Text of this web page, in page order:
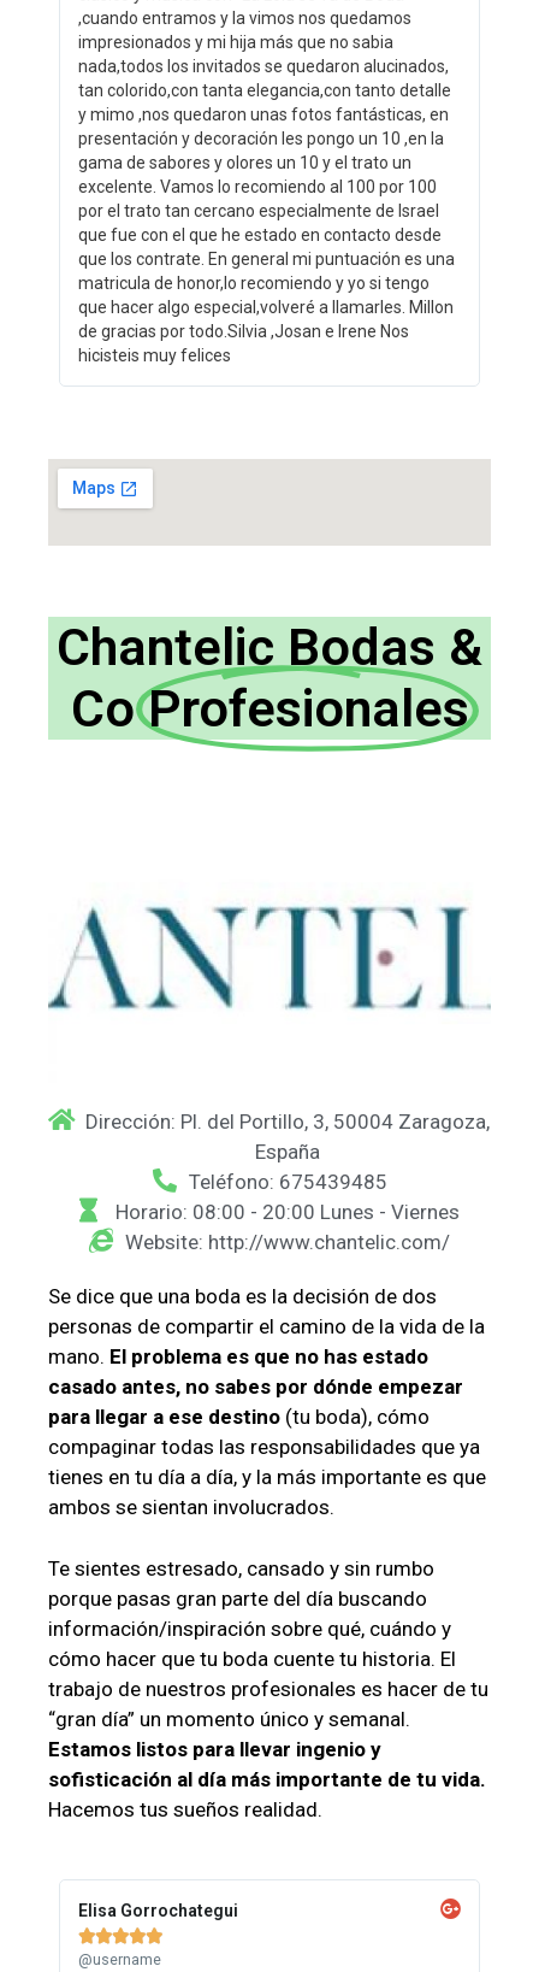
,cuando entramos y la vimos nos quedamos
impresionados y mi hija más que no sabia
nada,todos los invitados se quedaron alucinados,
tan colorido,con tanta elegancia,con tanto detalle
y mimo ,nos quedaron unas fotos fantásticas, en
presentación y decoración les pongo un 10 ,en la
gama de sabores y olores un 10 y el trato un
excelente. Vamos lo recomiendo al 100 por 100
por el trato tan cercano especialmente de Israel
que fue con el que he estado en contacto desde
que los contrate. En general mi puntuación es una
matricula de honor,lo recomiendo y yo si tengo
que hacer algo especial,volveré a llamarles. Millon
de gracias por todo.Silvia ,Josan e Irene Nos
hicisteis muy felices
Chantelic Bodas &
Co Profesionales
Dirección: Pl. del Portillo, 3, 50004 Zaragoza,
España
Teléfono: 675439485
Horario: 08:00 - 20:00 Lunes - Viernes
Website: http://www.chantelic.com/
Se dice que una boda es la decisión de dos
personas de compartir el camino de la vida de la
mano. El problema es que no has estado
casado antes, no sabes por dónde empezar
para llegar a ese destino (tu boda), cómo
compaginar todas las responsabilidades que ya
tienes en tu día a día, y la más importante es que
ambos se sientan involucrados.
Te sientes estresado, cansado y sin rumbo
porque pasas gran parte del día buscando
información/inspiración sobre qué, cuándo y
cómo hacer que tu boda cuente tu historia. El
trabajo de nuestros profesionales es hacer de tu
“gran día” un momento único y semanal.
Estamos listos para llevar ingenio y
sofisticación al día más importante de tu vida.
Hacemos tus sueños realidad.
Elisa Gorrochategui

@username